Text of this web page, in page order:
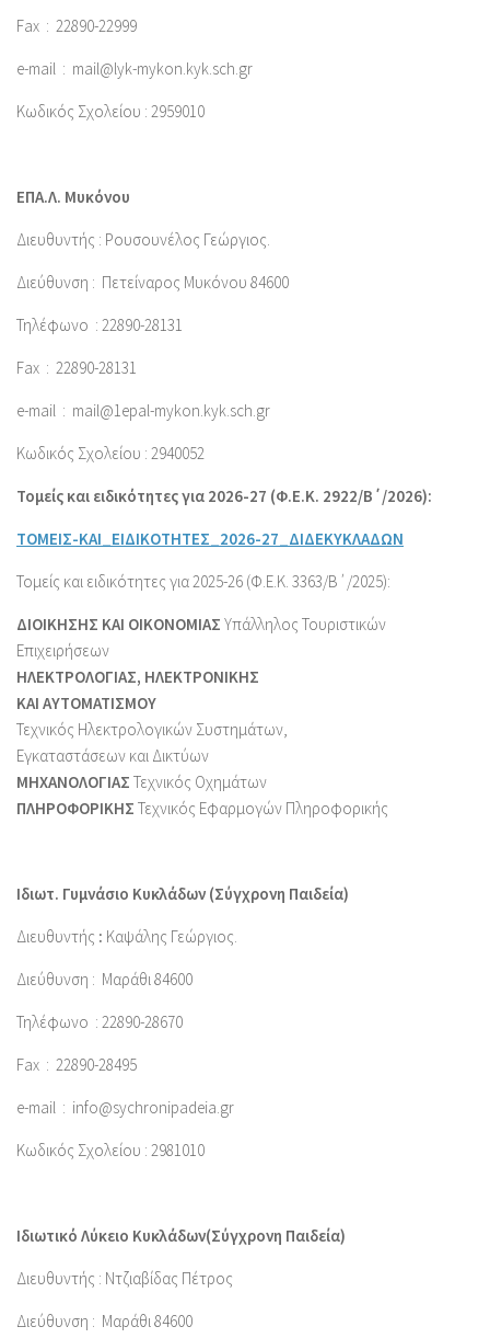
Fax : 22890-22999
e-mail : mail@lyk-mykon.kyk.sch.gr
Κωδικός Σχολείου : 2959010
ΕΠΑ.Λ. Μυκόνου
Διευθυντής : Ρουσουνέλος Γεώργιος.
Διεύθυνση : Πετείναρος Μυκόνου 84600
Τηλέφωνο : 22890-28131
Fax : 22890-28131
e-mail : mail@1epal-mykon.kyk.sch.gr
Κωδικός Σχολείου : 2940052
Τομείς και ειδικότητες για 2026-27 (Φ.Ε.Κ. 2922/Β΄/2026):
ΤΟΜΕΙΣ-ΚΑΙ_ΕΙΔΙΚΟΤΗΤΕΣ_2026-27_ΔΙΔΕΚΥΚΛΑΔΩΝ
Τομείς και ειδικότητες για 2025-26 (Φ.Ε.Κ. 3363/Β΄/2025):
ΔΙΟΙΚΗΣΗΣ ΚΑΙ ΟΙΚΟΝΟΜΙΑΣ Υπάλληλος Τουριστικών
Επιχειρήσεων
ΗΛΕΚΤΡΟΛΟΓΙΑΣ, ΗΛΕΚΤΡΟΝΙΚΗΣ
ΚΑΙ ΑΥΤΟΜΑΤΙΣΜΟΥ
Τεχνικός Ηλεκτρολογικών Συστημάτων,
Εγκαταστάσεων και Δικτύων
ΜΗΧΑΝΟΛΟΓΙΑΣ Τεχνικός Οχημάτων
ΠΛΗΡΟΦΟΡΙΚΗΣ Τεχνικός Εφαρμογών Πληροφορικής
Ιδιωτ. Γυμνάσιο Κυκλάδων (Σύγχρονη Παιδεία)
Διευθυντής : Καψάλης Γεώργιος.
Διεύθυνση : Μαράθι 84600
Τηλέφωνο : 22890-28670
Fax : 22890-28495
e-mail : info@sychronipadeia.gr
Κωδικός Σχολείου : 2981010
Ιδιωτικό Λύκειο Κυκλάδων(Σύγχρονη Παιδεία)
Διευθυντής : Ντζιαβίδας Πέτρος
Διεύθυνση : Μαράθι 84600